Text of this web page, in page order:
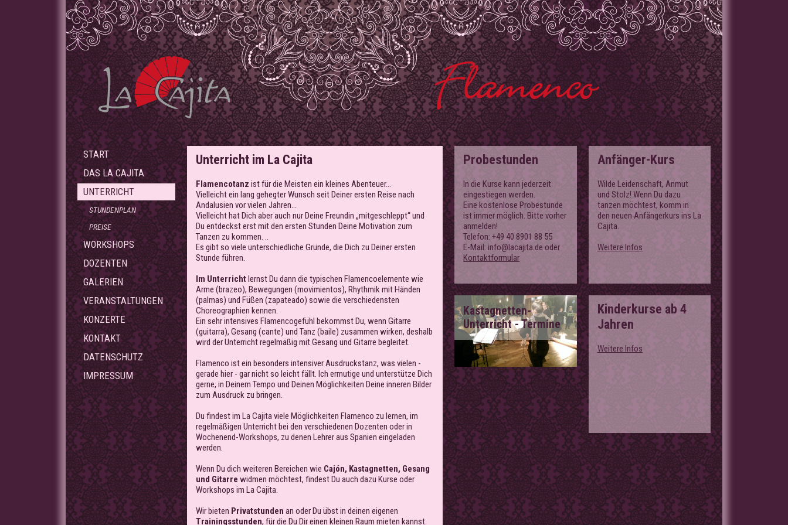
START
DAS LA CAJITA
UNTERRICHT
STUNDENPLAN
PREISE
WORKSHOPS
DOZENTEN
GALERIEN
VERANSTALTUNGEN
KONZERTE
KONTAKT
DATENSCHUTZ
IMPRESSUM
Unterricht im La Cajita
Flamencotanz ist für die Meisten ein kleines Abenteuer…
Vielleicht ein lang gehegter Wunsch seit Deiner ersten Reise nach
Andalusien vor vielen Jahren...
Vielleicht hat Dich aber auch nur Deine Freundin „mitgeschleppt“ und
Du entdeckst erst mit den ersten Stunden Deine Motivation zum
Tanzen zu kommen. ..
Es gibt so viele unterschiedliche Gründe, die Dich zu Deiner ersten
Stunde führen.
Im Unterricht lernst Du dann die typischen Flamencoelemente wie
Arme (brazeo), Bewegungen (movimientos), Rhythmik mit Händen
(palmas) und Füßen (zapateado) sowie die verschiedensten
Choreographien kennen.
Ein sehr intensives Flamencogefühl bekommst Du, wenn Gitarre
(guitarra), Gesang (cante) und Tanz (baile) zusammen wirken, deshalb
wird der Unterricht regelmäßig mit Gesang und Gitarre begleitet.
Flamenco ist ein besonders intensiver Ausdruckstanz, was vielen -
gerade hier - gar nicht so leicht fällt. Ich ermutige und unterstütze Dich
gerne, in Deinem Tempo und Deinen Möglichkeiten Deine inneren Bilder
zum Ausdruck zu bringen.
Du findest im La Cajita viele Möglichkeiten Flamenco zu lernen, im
regelmäßigen Unterricht bei den verschiedenen Dozenten oder in
Wochenend-Workshops, zu denen Lehrer aus Spanien eingeladen
werden.
Wenn Du dich weiteren Bereichen wie Cajón, Kastagnetten, Gesang
und Gitarre widmen möchtest, findest Du auch dazu Kurse oder
Workshops im La Cajita.
Wir bieten Privatstunden an oder Du übst in deinen eigenen
Trainingsstunden, für die Du Dir einen kleinen Raum mieten kannst.
Probestunden
In die Kurse kann jederzeit
eingestiegen werden.
Eine kostenlose Probestunde
ist immer möglich. Bitte vorher
anmelden!
Telefon: +49 40 8901 88 55
E-Mail: info@lacajita.de oder
Kontaktformular
Anfänger-Kurs
Wilde Leidenschaft, Anmut
und Stolz! Wenn Du dazu
tanzen möchtest, komm in
den neuen Anfängerkurs ins La
Cajita.
Weitere Infos
Kastagnetten-
Unterricht - Termine
Kinderkurse ab 4
Jahren
Weitere Infos